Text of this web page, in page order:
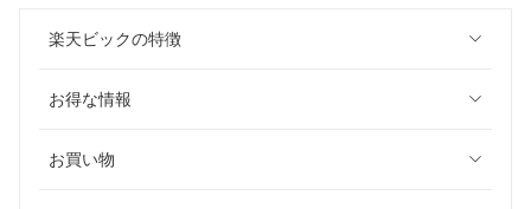
楽天ビックの特徴
お得な情報
お買い物